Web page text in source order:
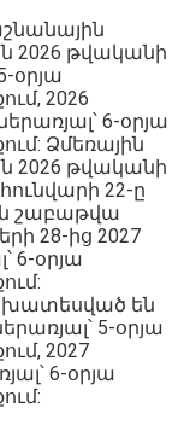
2026 թվականի
օրյա
2026
6-օրյա
Ձմեռային
2026 թվականի
22-ը
շաբաթվա
28-ից 2027
6-օրյա
են
5-օրյա
2027
6-օրյա